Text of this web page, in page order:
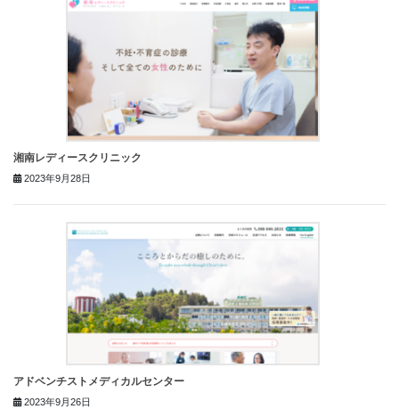
湘南レディースクリニック
2023年9月28日
アドベンチストメディカルセンター
2023年9月26日